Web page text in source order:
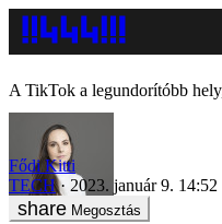
A TikTok a legundorítóbb
Fődi Kitti
TECH
2023. január 9. 14:52
Megosztás